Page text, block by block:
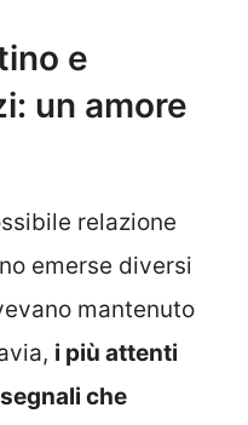
e
un amore
relazione
emerse diversi
mantenuto
i più attenti
che